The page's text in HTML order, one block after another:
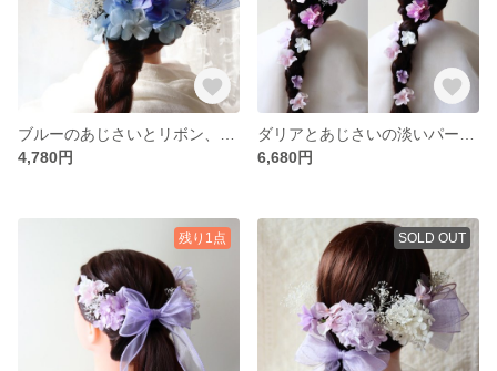
4,780円
6,680円
残り1点 SOLD OUT